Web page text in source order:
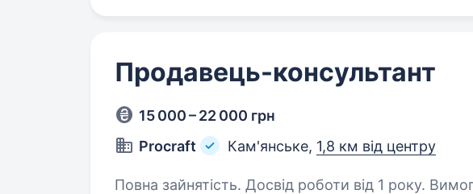
Продавець-консультант
15 000 – 22 000 грн
Procraft
Кам'янське, 1,8 км від центру
Повна зайнятість. Досвід роботи від 1 року. Вимоги: Досвід роботи у сфері